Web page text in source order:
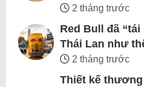
2 tháng trước
Red Bull đã
Thái Lan như
2 tháng trước
Thiết kế